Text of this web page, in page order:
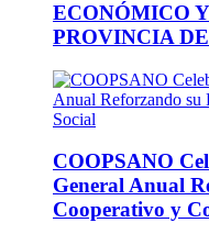
ECONÓMICO
PROVINCIA
COOPSANO
General Anual
Cooperativo y